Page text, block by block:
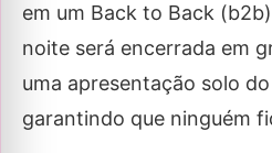
em um Back to Back
noite será encerrada em
uma apresentação solo
garantindo que ninguém